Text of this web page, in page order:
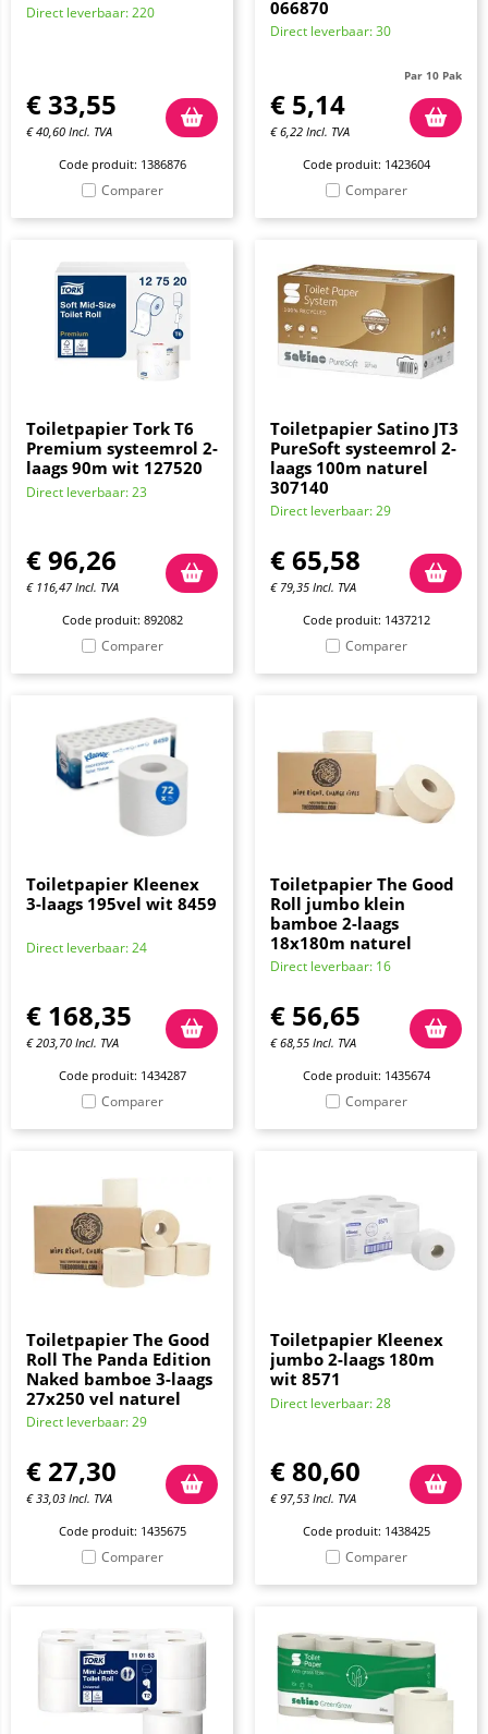
Direct leverbaar: 220
€ 33,55
€40,60 Incl. TVA
Code produit: 1386876
Comparer
066870
Direct leverbaar: 30
Par 10 Pak
€ 5,14
€6,22 Incl. TVA
Code produit: 1423604
Comparer
Toiletpapier Tork T6
Premium systeemrol 2-
laags 90m wit 127520
Direct leverbaar: 23
€96,26
€ 116,47 Incl. TVA
Code produit: 892082
Comparer
Toiletpapier Satino JT3
PureSoft systeemrol 2-
laags 100m naturel
307140
Direct leverbaar: 29
€65,58
€ 79,35 Incl. TVA
Code produit: 1437212
Comparer
Toiletpapier Kleenex
3-laags 195vel wit 8459
Direct leverbaar: 24
€ 168,35
€203,70 Incl. TVA
Code produit: 1434287
Comparer
Toiletpapier The Good
Roll jumbo klein
bamboe 2-laags
18x180m naturel
Direct leverbaar: 16
€ 56,65
€68,55 Incl. TVA
Code produit: 1435674
Comparer
Toiletpapier The Good
Roll The Panda Edition
Naked bamboe 3-laags
27x250 vel naturel
Direct leverbaar: 29
€ 27,30
€33,03 Incl. TVA
Code produit: 1435675
Comparer
Toiletpapier Kleenex
jumbo 2-laags 180m
wit 8571
Direct leverbaar: 28
€80,60
€97,53 Incl. TVA
Code produit: 1438425
Comparer